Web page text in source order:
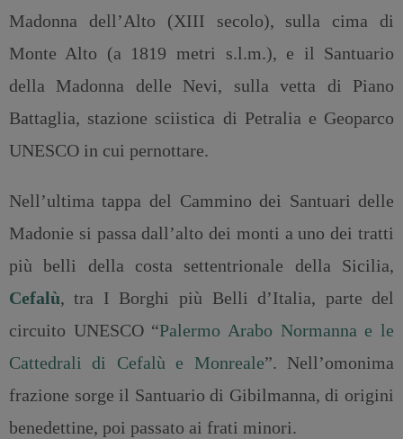
Madonna dell’Alto (XIII secolo), sulla cima di
Monte Alto (a 1819 metri s.l.m.), e il Santuario
della Madonna delle Nevi, sulla vetta di Piano
Battaglia, stazione sciistica di Petralia e Geoparco
UNESCO in cui pernottare.
Nell’ultima tappa del Cammino dei Santuari delle
Madonie si passa dall’alto dei monti a uno dei tratti
più belli della costa settentrionale della Sicilia,
Cefalù, tra I Borghi più Belli d’Italia, parte del
circuito UNESCO “Palermo Arabo Normanna e le
Cattedrali di Cefalù e Monreale”. Nell’omonima
frazione sorge il Santuario di Gibilmanna, di origini
benedettine, poi passato ai frati minori.